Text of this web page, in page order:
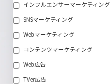
インフルエンサーマーケティング
SNSマーケティング
Webマーケティング
コンテンツマーケティング
Web広告
TVer広告